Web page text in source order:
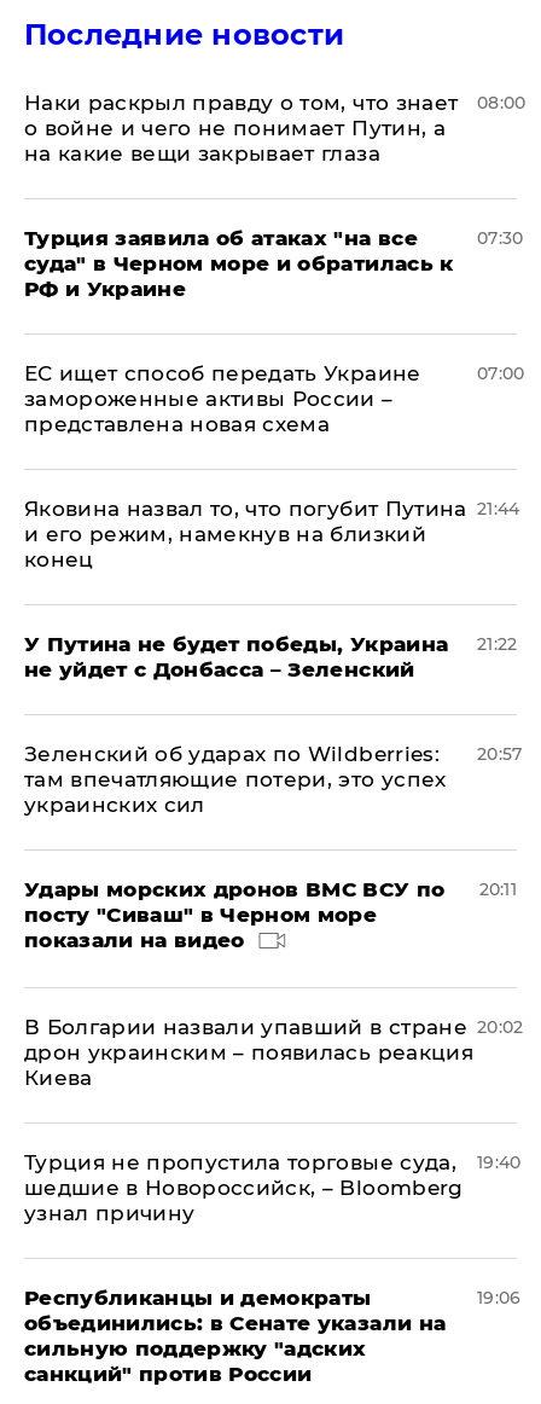
Последние новости
Наки раскрыл правду о том, что знает
о войне и чего не понимает Путин, а
на какие вещи закрывает глаза
08:00
Турция заявила об атаках "на все
суда" в Черном море и обратилась к
РФ и Украине
07:30
ЕС ищет способ передать Украине
замороженные активы России –
представлена новая схема
07:00
Яковина назвал то, что погубит Путина
и его режим, намекнув на близкий
конец
21:44
У Путина не будет победы, Украина
не уйдет с Донбасса – Зеленский
21:22
Зеленский об ударах по Wildberries:
там впечатляющие потери, это успех
украинских сил
20:57
Удары морских дронов ВМС ВСУ по
посту "Сиваш" в Черном море
показали на видео
20:11
В Болгарии назвали упавший в стране
дрон украинским – появилась реакция
Киева
20:02
Турция не пропустила торговые суда,
шедшие в Новороссийск, – Bloomberg
узнал причину
19:40
Республиканцы и демократы
объединились: в Сенате указали на
сильную поддержку "адских
санкций" против России
19:06